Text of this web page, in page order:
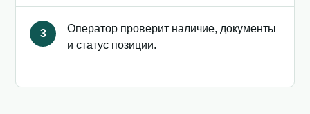
3
Оператор проверит наличие, документы
и статус позиции.